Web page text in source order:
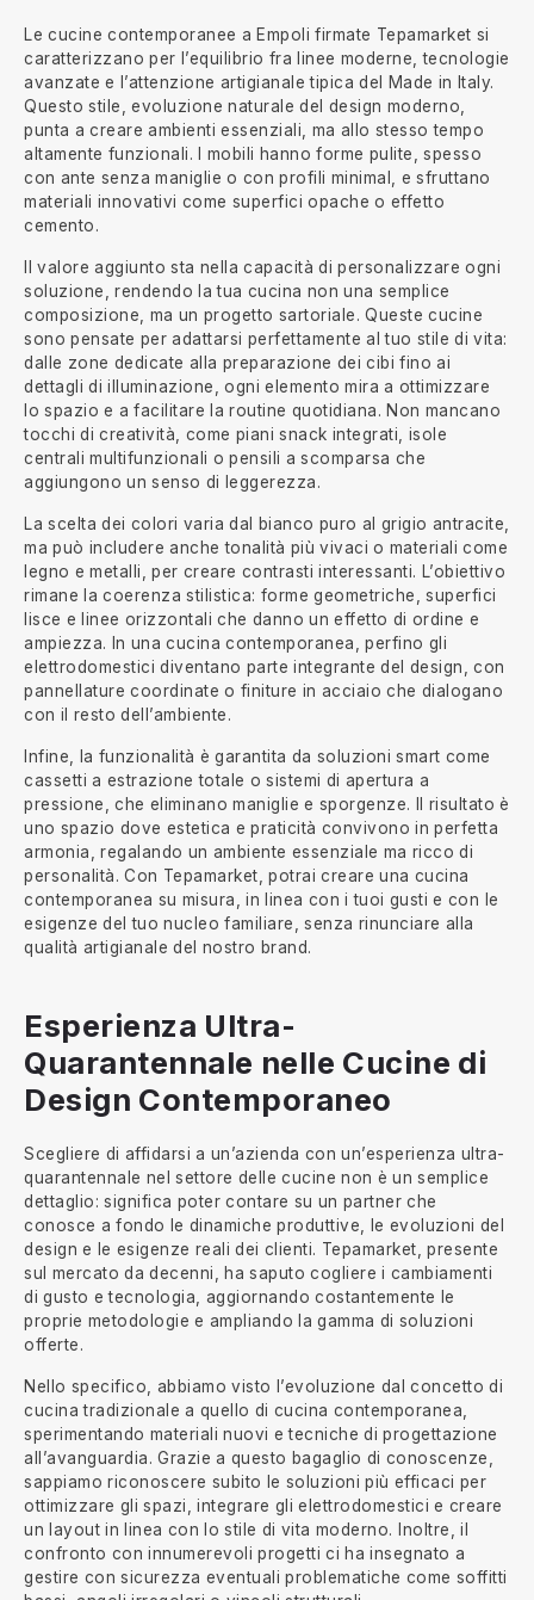
Le cucine contemporanee a Empoli firmate Tepamarket si
caratterizzano per l’equilibrio fra linee moderne, tecnologie
avanzate e l’attenzione artigianale tipica del Made in Italy.
Questo stile, evoluzione naturale del design moderno,
punta a creare ambienti essenziali, ma allo stesso tempo
altamente funzionali. I mobili hanno forme pulite, spesso
con ante senza maniglie o con profili minimal, e sfruttano
materiali innovativi come superfici opache o effetto
cemento.
Il valore aggiunto sta nella capacità di personalizzare ogni
soluzione, rendendo la tua cucina non una semplice
composizione, ma un progetto sartoriale. Queste cucine
sono pensate per adattarsi perfettamente al tuo stile di vita:
dalle zone dedicate alla preparazione dei cibi fino ai
dettagli di illuminazione, ogni elemento mira a ottimizzare
lo spazio e a facilitare la routine quotidiana. Non mancano
tocchi di creatività, come piani snack integrati, isole
centrali multifunzionali o pensili a scomparsa che
aggiungono un senso di leggerezza.
La scelta dei colori varia dal bianco puro al grigio antracite,
ma può includere anche tonalità più vivaci o materiali come
legno e metalli, per creare contrasti interessanti. L’obiettivo
rimane la coerenza stilistica: forme geometriche, superfici
lisce e linee orizzontali che danno un effetto di ordine e
ampiezza. In una cucina contemporanea, perfino gli
elettrodomestici diventano parte integrante del design, con
pannellature coordinate o finiture in acciaio che dialogano
con il resto dell’ambiente.
Infine, la funzionalità è garantita da soluzioni smart come
cassetti a estrazione totale o sistemi di apertura a
pressione, che eliminano maniglie e sporgenze. Il risultato è
uno spazio dove estetica e praticità convivono in perfetta
armonia, regalando un ambiente essenziale ma ricco di
personalità. Con Tepamarket, potrai creare una cucina
contemporanea su misura, in linea con i tuoi gusti e con le
esigenze del tuo nucleo familiare, senza rinunciare alla
qualità artigianale del nostro brand.
Esperienza Ultra-
Quarantennale nelle Cucine di
Design Contemporaneo
Scegliere di affidarsi a un’azienda con un’esperienza ultra-
quarantennale nel settore delle cucine non è un semplice
dettaglio: significa poter contare su un partner che
conosce a fondo le dinamiche produttive, le evoluzioni del
design e le esigenze reali dei clienti. Tepamarket, presente
sul mercato da decenni, ha saputo cogliere i cambiamenti
di gusto e tecnologia, aggiornando costantemente le
proprie metodologie e ampliando la gamma di soluzioni
offerte.
Nello specifico, abbiamo visto l’evoluzione dal concetto di
cucina tradizionale a quello di cucina contemporanea,
sperimentando materiali nuovi e tecniche di progettazione
all’avanguardia. Grazie a questo bagaglio di conoscenze,
sappiamo riconoscere subito le soluzioni più efficaci per
ottimizzare gli spazi, integrare gli elettrodomestici e creare
un layout in linea con lo stile di vita moderno. Inoltre, il
confronto con innumerevoli progetti ci ha insegnato a
gestire con sicurezza eventuali problematiche come soffitti